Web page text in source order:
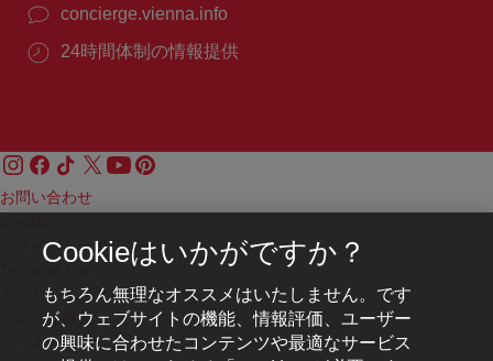
concierge.vienna.info
24時間体制の情報提供
お問い合わせ
プライバシーポリシー
アクセシビリティ
プレス連絡先
クッキーの設定
Cookieはいかがですか？
もちろん無理なオススメはいたしません。です
が、ウェブサイトの機能、情報評価、ユーザー
の興味に合わせたコンテンツや最適なサービス